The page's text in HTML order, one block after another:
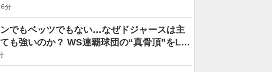
…
分
でもベッツでもない…なぜドジャースは主
も強いのか？ WS連覇球団の“真骨頂”をLA